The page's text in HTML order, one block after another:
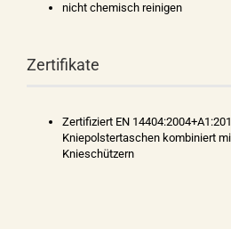
nicht chemisch reinigen
Zertifikate
Zertifiziert EN
Kniepolstertaschen kombiniert
Knieschützern